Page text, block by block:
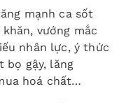
mạnh ca sốt
vướng mắc
nhân lực, ý thức
bọ gậy, lăng
hoá chất…